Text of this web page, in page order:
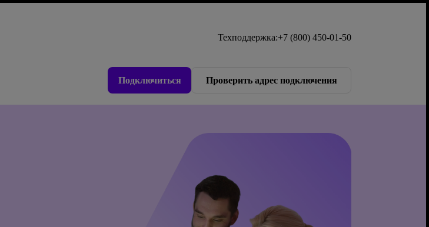
Техподдержка:+7 (800) 450-01-50
Подключиться Проверить адрес подключения